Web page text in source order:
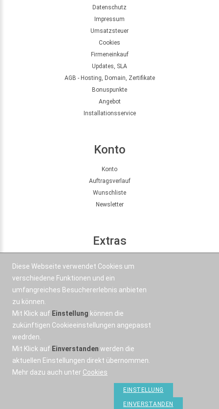
Datenschutz
Impressum
Umsatzsteuer
Cookies
Firmeneinkauf
Updates, SLA
AGB - Hosting, Domain, Zertifikate
Bonuspunkte
Angebot
Installationsservice
Konto
Konto
Auftragsverlauf
Wunschliste
Newsletter
Extras
Kontakt
Email
OSWorX © 2026
Diese Webseite verwendet Cookies um
verschiedene Funktionen und ein
umfangreiches Besuchererlebnis anbieten
zu können.
Mit Klick auf Einstellung können die
zukünftigen Cookieeinstellungen angepasst
wedrden.
Mit Klick auf Einverstanden werden die
aktuellen Einstellungen direkt übernommen.
Mehr dazu auch unter Cookies
EINSTELLUNG
EINVERSTANDEN